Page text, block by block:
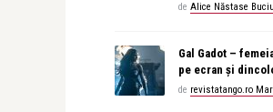
de Alice Năstase
Gal Gadot –
pe ecran și
de revistatango.ro